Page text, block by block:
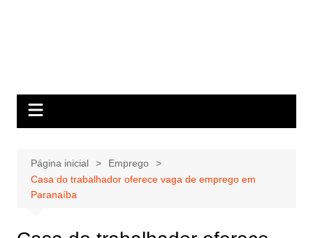
Página inicial
Emprego
Casa do trabalhador oferece vaga de emprego em
Paranaíba